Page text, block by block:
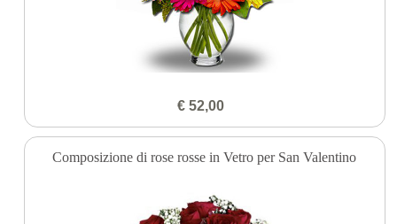
€ 52,00
Composizione di rose rosse in Vetro per San Valentino